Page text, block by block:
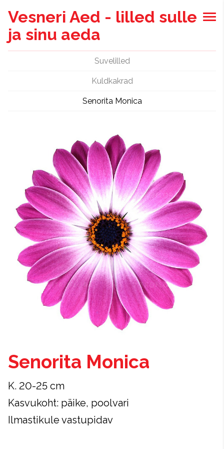
Vesneri Aed - lilled sulle
ja sinu aeda
Suvelilled
Kuldkakrad
Senorita Monica
Senorita Monica
K. 20-25 cm
Kasvukoht: päike, poolvari
Ilmastikule vastupidav